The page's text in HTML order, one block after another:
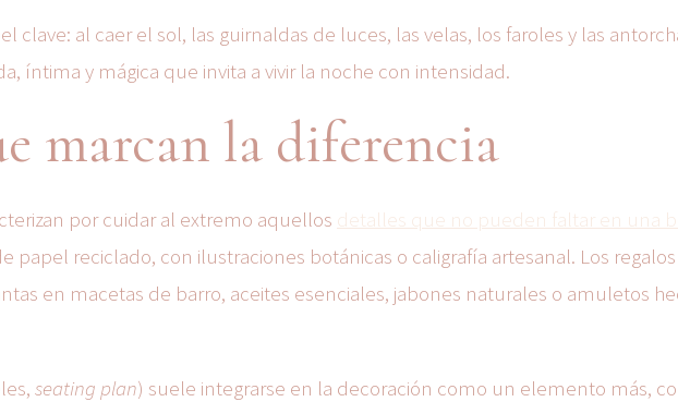
clave: al caer el sol, las guirnaldas de luces, las velas, los faroles y las
íntima y mágica que invita a vivir la noche con intensidad.
marcan la diferencia
por cuidar al extremo aquellos detalles que no pueden faltar en una
papel reciclado, con ilustraciones botánicas o caligrafía artesanal. Los
en macetas de barro, aceites esenciales, jabones naturales o amuletos
seating plan) suele integrarse en la decoración como un elemento más,